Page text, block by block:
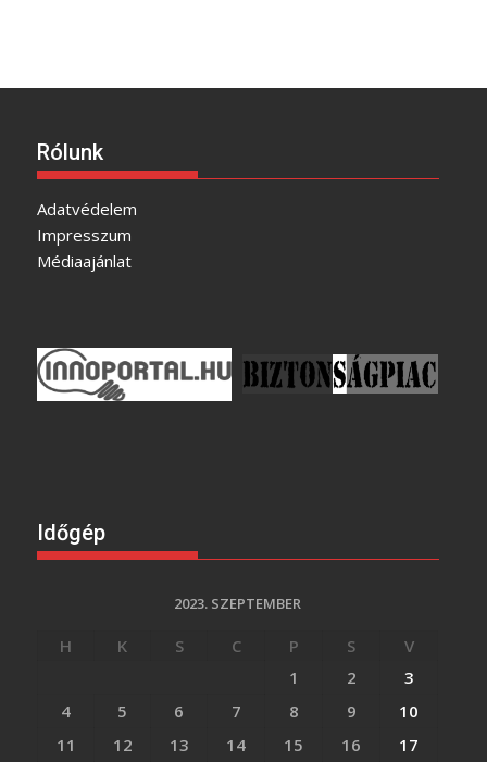
Rólunk
Adatvédelem
Impresszum
Médiaajánlat
Időgép
2023. SZEPTEMBER
H K S C P S
V
1
2
3
4
5 6 7 8 9
10
11
12 13 14 15 16
17